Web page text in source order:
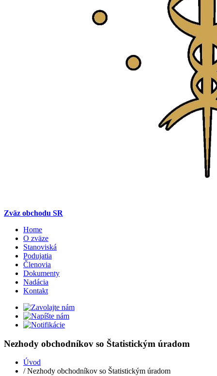
Zväz obchodu SR
Home
O zväze
Stanoviská
Podujatia
Členovia
Dokumenty
Nadácia
Kontakt
Nezhody obchodníkov so Štatistickým úradom
Úvod
/ Nezhody obchodníkov so Štatistickým úradom